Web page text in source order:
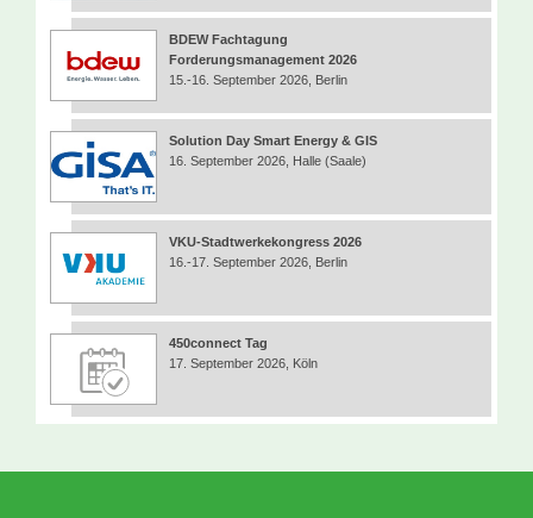
BDEW Fachtagung
Forderungsmanagement 2026
15.-16. September 2026, Berlin
Solution Day Smart Energy & GIS
16. September 2026, Halle (Saale)
VKU-Stadtwerkekongress 2026
16.-17. September 2026, Berlin
450connect Tag
17. September 2026, Köln